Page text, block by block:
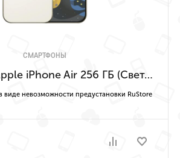
СМАРТФОНЫ
Смартфон Apple iPhone Air 256 ГБ (Светло-золотой | Light Gold) Имеет недостаток в виде невозможности предустановки RuStore
виде невозможности предустановки RuStore